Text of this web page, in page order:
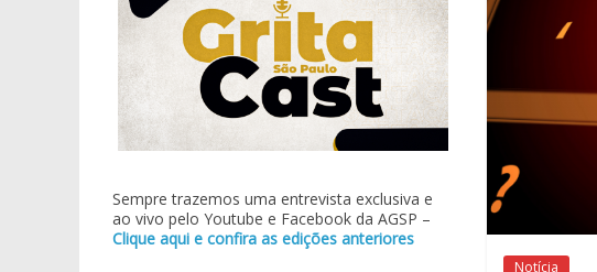
Notícia
Sempre trazemos uma entrevista exclusiva e
ao vivo pelo Youtube e Facebook da AGSP –
Clique aqui e confira as edições anteriores